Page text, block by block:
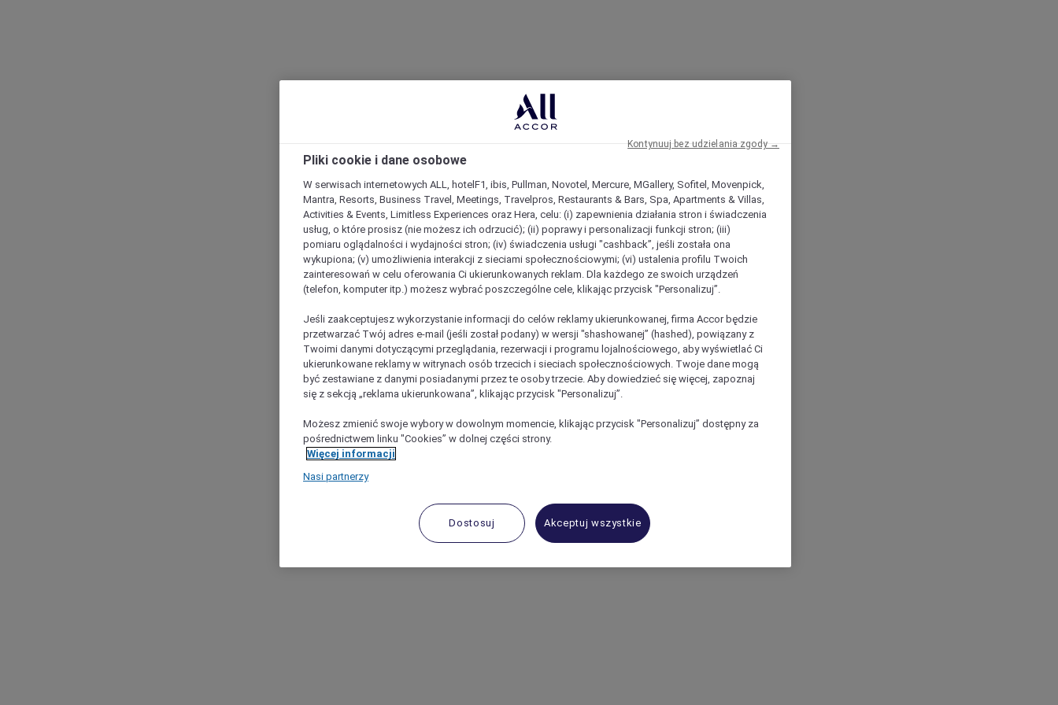
Pliki cookie i dane osobowe
W serwisach internetowych ALL, hotelF1, ibis, Pullman, Novotel, Mercure, MGallery, Sofitel, Movenpick,
Mantra, Resorts, Business Travel, Meetings, Travelpros, Restaurants & Bars, Spa, Apartments & Villas,
Activities & Events, Limitless Experiences oraz Hera, celu: (i) zapewnienia działania stron i świadczenia
usług, o które prosisz (nie możesz ich odrzucić); (ii) poprawy i personalizacji funkcji stron; (iii)
pomiaru oglądalności i wydajności stron; (iv) świadczenia usługi "cashback”, jeśli została ona
wykupiona; (v) umożliwienia interakcji z sieciami społecznościowymi; (vi) ustalenia profilu Twoich
zainteresowań w celu oferowania Ci ukierunkowanych reklam. Dla każdego ze swoich urządzeń
(telefon, komputer itp.) możesz wybrać poszczególne cele, klikając przycisk "Personalizuj”.
Jeśli zaakceptujesz wykorzystanie informacji do celów reklamy ukierunkowanej, firma Accor będzie
przetwarzać Twój adres e-mail (jeśli został podany) w wersji "shashowanej” (hashed), powiązany z
Twoimi danymi dotyczącymi przeglądania, rezerwacji i programu lojalnościowego, aby wyświetlać Ci
ukierunkowane reklamy w witrynach osób trzecich i sieciach społecznościowych. Twoje dane mogą
być zestawiane z danymi posiadanymi przez te osoby trzecie. Aby dowiedzieć się więcej, zapoznaj
się z sekcją „reklama ukierunkowana”, klikając przycisk "Personalizuj”.
Możesz zmienić swoje wybory w dowolnym momencie, klikając przycisk "Personalizuj” dostępny za
pośrednictwem linku "Cookies” w dolnej części strony.
Więcej informacji
Nasi partnerzy
Dostosuj Akceptuj wszystkie
Kontynuuj bez udzielania zgody →